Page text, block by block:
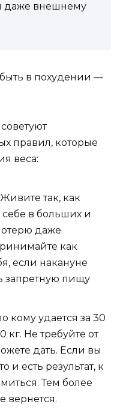
даже внешнему
в похудении —
правил, которые
веса:
так, как
себе в больших и
даже
как
если накануне
запретную пищу
кому удается за 30
кг. Не требуйте от
дать. Если вы
и есть результат, к
Тем более
вернется.